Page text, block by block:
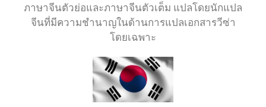
ภาษาจีนตัวย่อและภาษาจีนตัวเต็ม แปลโดยนักแปล
จีนที่มีความชำนาญในด้านการแปลเอกสารวีซ่า
โดยเฉพาะ